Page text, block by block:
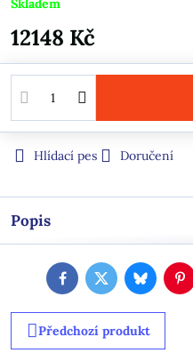
Skladem
12148 Kč
Hlídací pes Doručení
Popis
FacebookTwitterBluesky
Předchozí produkt